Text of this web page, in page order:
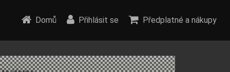
Domů Přihlásit se Předplatné a nákupy